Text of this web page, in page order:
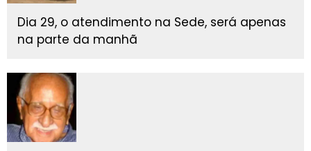
Dia 29, o atendimento na Sede, será apenas
na parte da manhã